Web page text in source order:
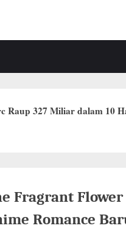
Raup 327 Miliar dalam 10
Fragrant
Romance